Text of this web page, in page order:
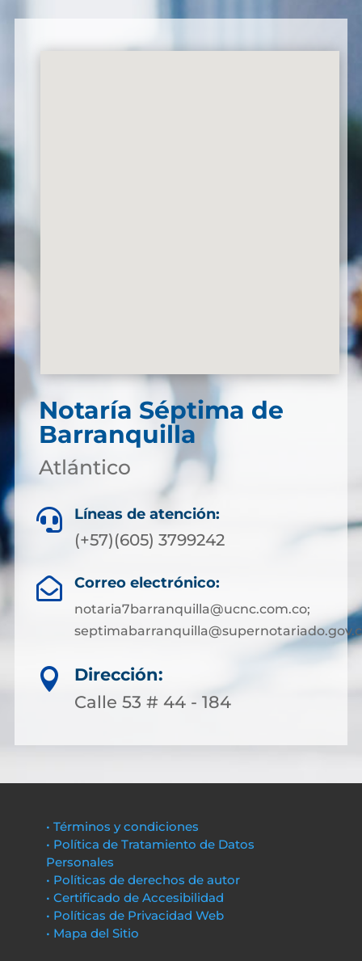
Notaría Séptima de
Barranquilla
Atlántico
 Líneas de atención:
(+57)(605) 3799242
 Correo electrónico:
notaria7barranquilla@ucnc.com.co;

Dirección:
Calle 53 # 44 - 184
• Términos y condiciones
• Política de Tratamiento de Datos
Personales
• Políticas de derechos de autor
• Certificado de Accesibilidad
• Políticas de Privacidad Web
• Mapa del Sitio